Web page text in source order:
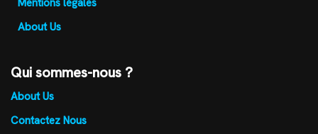
About Us
Qui sommes-nous ?
About Us
Contactez Nous